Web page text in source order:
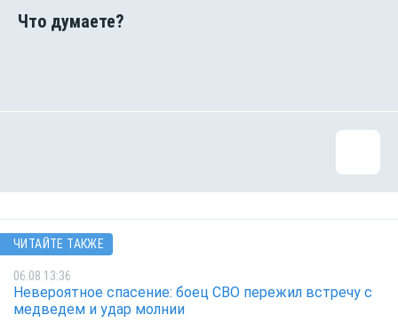
ЧИТАЙТЕ ТАКЖЕ
06.08 13:36
Невероятное спасение: боец СВО пережил встречу с
медведем и удар молнии